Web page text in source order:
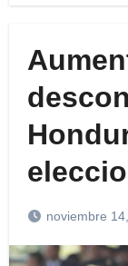
noviembre